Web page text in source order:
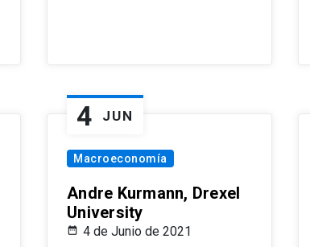
4 JUN
Macroeconomía
Andre Kurmann, Drexel
University
4 de Junio de 2021